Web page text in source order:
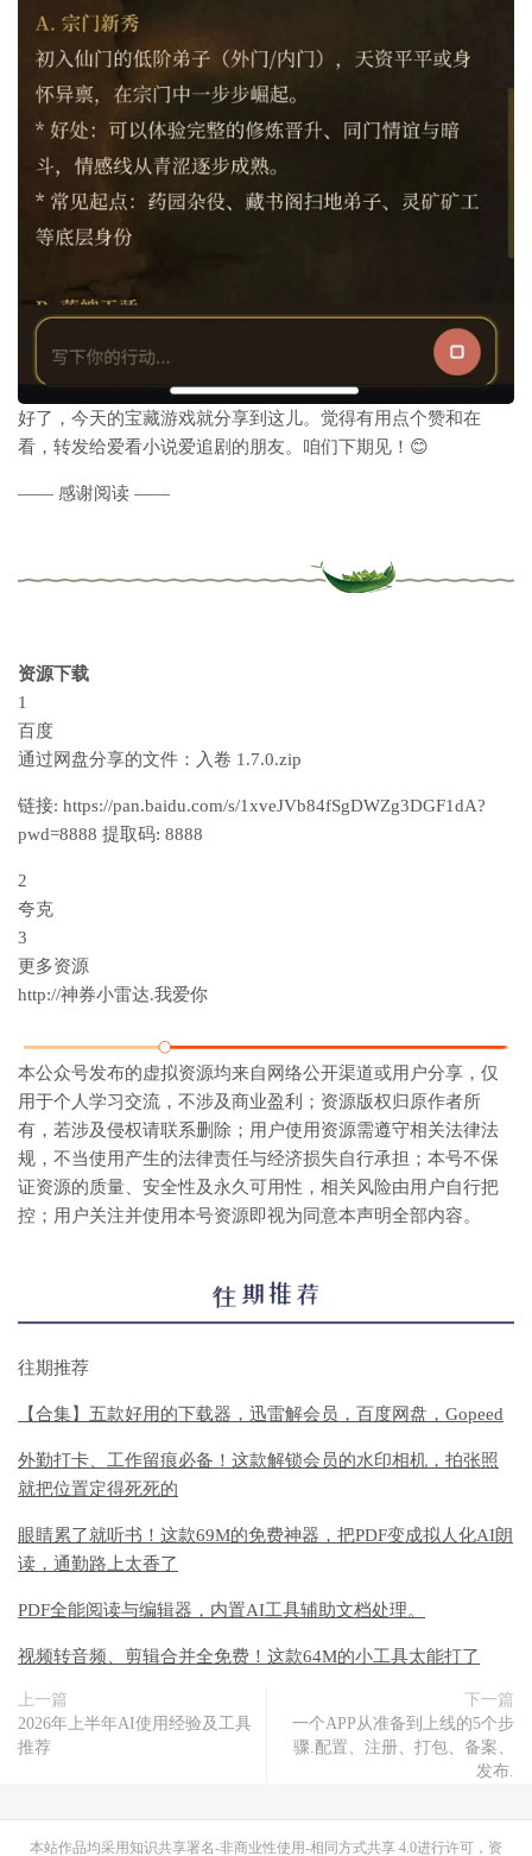
好了，今天的宝藏游戏就分享到这儿。觉得有用点个赞和在
看，转发给爱看小说爱追剧的朋友。咱们下期见！😊
—— 感谢阅读 ——
资源下载
1
百度
通过网盘分享的文件：入卷 1.7.0.zip
链接: https://pan.baidu.com/s/1xveJVb84fSgDWZg3DGF1dA?
pwd=8888 提取码: 8888
2
夸克
3
更多资源
http://神券小雷达.我爱你
本公众号发布的虚拟资源均来自网络公开渠道或用户分享，仅
用于个人学习交流，不涉及商业盈利；资源版权归原作者所
有，若涉及侵权请联系删除；用户使用资源需遵守相关法律法
规，不当使用产生的法律责任与经济损失自行承担；本号不保
证资源的质量、安全性及永久可用性，相关风险由用户自行把
控；用户关注并使用本号资源即视为同意本声明全部内容。
往期推荐
【合集】五款好用的下载器，迅雷解会员，百度网盘，Gopeed
外勤打卡、工作留痕必备！这款解锁会员的水印相机，拍张照
就把位置定得死死的
眼睛累了就听书！这款69M的免费神器，把PDF变成拟人化AI朗
读，通勤路上太香了
PDF全能阅读与编辑器，内置AI工具辅助文档处理。
视频转音频、剪辑合并全免费！这款64M的小工具太能打了
上一篇
2026年上半年AI使用经验及工具
推荐
下一篇
一个APP从准备到上线的5个步
骤.配置、注册、打包、备案、
发布.
本站作品均采用知识共享署名-非商业性使用-相同方式共享 4.0进行许可，资